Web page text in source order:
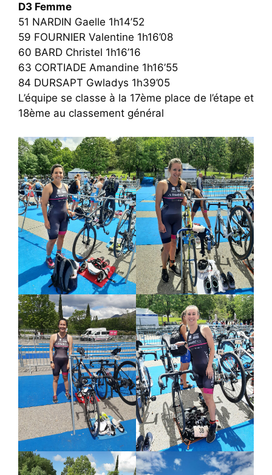
D3 Femme
51 NARDIN Gaelle 1h14’52
59 FOURNIER Valentine 1h16’08
60 BARD Christel 1h16’16
63 CORTIADE Amandine 1h16’55
84 DURSAPT Gwladys 1h39’05
L’équipe se classe à la 17ème place de l’étape et
18ème au classement général